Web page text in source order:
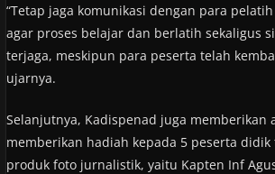
“Tetap jaga komunikasi dengan para
agar proses belajar dan berlatih sekaligus
terjaga, meskipun para peserta telah
ujarnya.
Selanjutnya, Kadispenad juga memberikan
memberikan hadiah kepada 5 peserta
produk foto jurnalistik, yaitu Kapten Inf